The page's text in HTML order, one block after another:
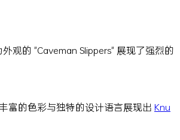
观的 "Caveman Slippers" 展现了强烈的
富的色彩与独特的设计语言展现出 Knu